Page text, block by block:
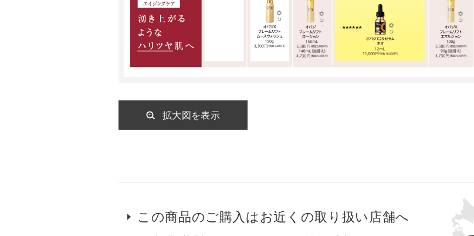
拡大図を表示
この商品のご購入はお近くの取り扱い店舗へ